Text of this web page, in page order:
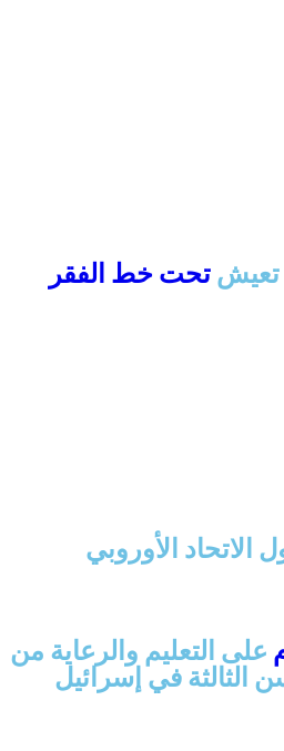
تعيشتحت خط الفقر
الأوروبي
على التعليم والرعاية من
الثالثة في إسرائيل